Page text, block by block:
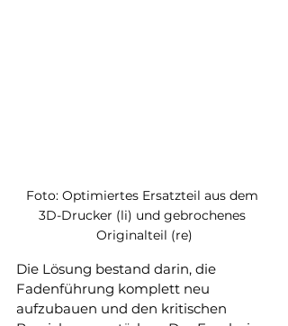
Foto: Optimiertes Ersatzteil aus dem
3D-Drucker (li) und gebrochenes
Originalteil (re)
Die Lösung bestand darin, die
Fadenführung komplett neu
aufzubauen und den kritischen